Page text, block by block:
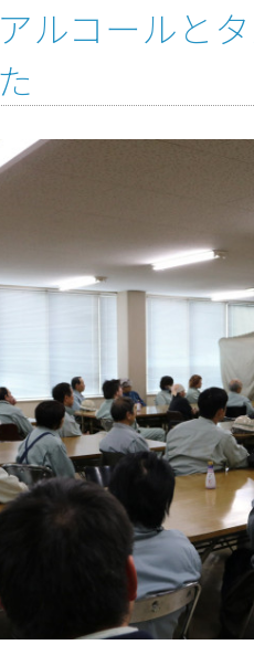
ルコールと